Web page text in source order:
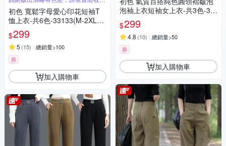
商品為主
初色 寬鬆字母愛心印花短袖T
恤上衣-共6色-33133(M-2XL可
選)
$299
5 (15) 總銷量>100
券
加入購物車
泡袖上衣短袖女上衣-共3色-35
596(M-3XL可選)
$299
4.8 (10) 總銷量>50
券
加入購物車